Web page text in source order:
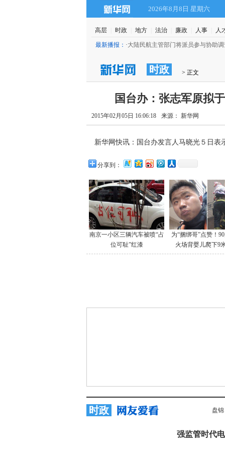
2026年8月8日 星期六
高层 时政 地方 法治 廉政 人事 人
最新播报： ·大陆民航主管部门将派员参与协助
时政 > 正文
国台办：张志军原拟
2015年02月05日 16:06:18 来源： 新华网
新华网快讯：国台办发言人马晓光５日表
分享到：
南京一小区三辆汽车被喷“占
位可耻”红漆
为“捆绑哥”点赞！
火场背婴儿爬下9
时政 盘锦
强监管时代